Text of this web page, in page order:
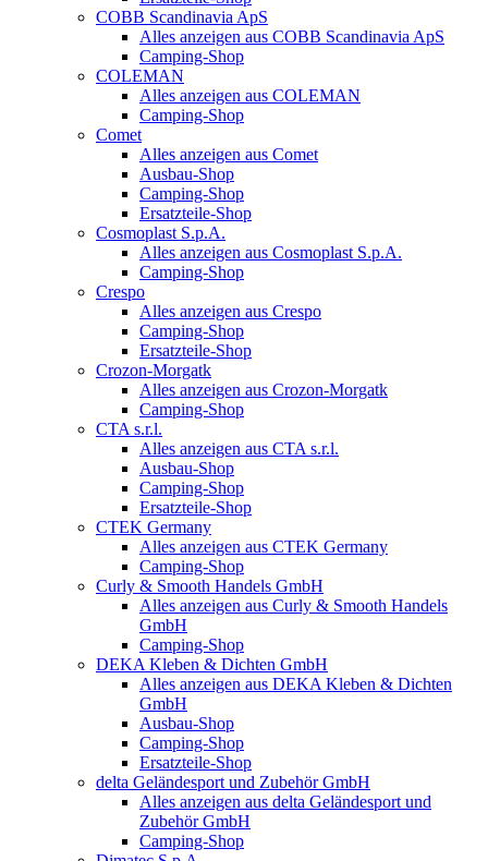
COBB Scandinavia ApS
Alles anzeigen aus COBB Scandinavia ApS
Camping-Shop
COLEMAN
Alles anzeigen aus COLEMAN
Camping-Shop
Comet
Alles anzeigen aus Comet
Ausbau-Shop
Camping-Shop
Ersatzteile-Shop
Cosmoplast S.p.A.
Alles anzeigen aus Cosmoplast S.p.A.
Camping-Shop
Crespo
Alles anzeigen aus Crespo
Camping-Shop
Ersatzteile-Shop
Crozon-Morgatk
Alles anzeigen aus Crozon-Morgatk
Camping-Shop
CTA s.r.l.
Alles anzeigen aus CTA s.r.l.
Ausbau-Shop
Camping-Shop
Ersatzteile-Shop
CTEK Germany
Alles anzeigen aus CTEK Germany
Camping-Shop
Curly & Smooth Handels GmbH
Alles anzeigen aus Curly & Smooth Handels
GmbH
Camping-Shop
DEKA Kleben & Dichten GmbH
Alles anzeigen aus DEKA Kleben & Dichten
GmbH
Ausbau-Shop
Camping-Shop
Ersatzteile-Shop
delta Geländesport und Zubehör GmbH
Alles anzeigen aus delta Geländesport und
Zubehör GmbH
Camping-Shop